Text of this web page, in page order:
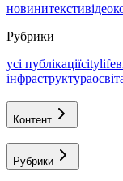
новинитекстивідео
Рубрики
усі публікаціїcitylife
інфраструктура
Контент
Рубрики